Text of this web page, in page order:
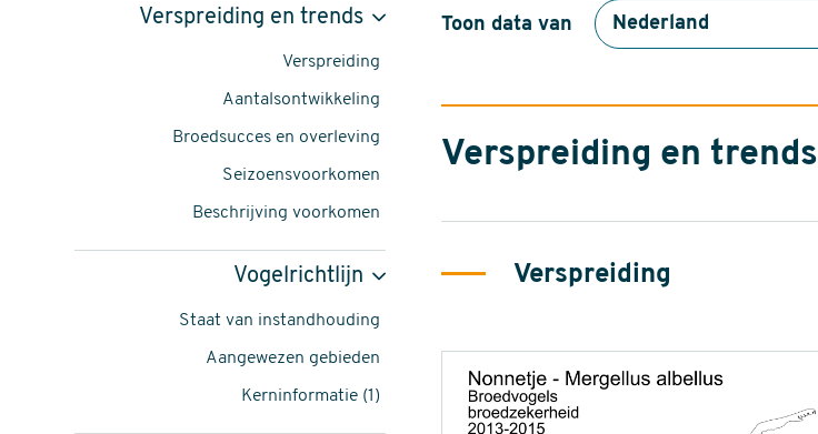
Nonnetje,
van
Verspreiding en trends
Verspreiding
Aantalsontwikkeling
Broedsucces en overleving
Seizoensvoorkomen
Beschrijving voorkomen
Vogelrichtlijn
Staat van instandhouding
Aangewezen gebieden
Kerninformatie (1)
Toon data van
Verspreiding en trends
Verspreiding